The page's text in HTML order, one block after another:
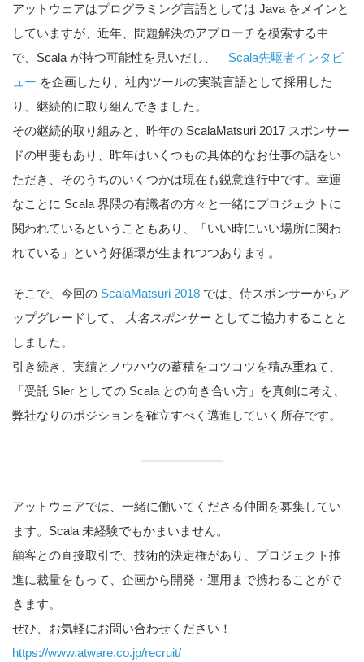
アットウェアはプログラミング言語としては Java をメインと
していますが、近年、問題解決のアプローチを模索する中
で、Scala が持つ可能性を見いだし、 Scala先駆者インタビ
ュー を企画したり、社内ツールの実装言語として採用した
り、継続的に取り組んできました。
その継続的取り組みと、昨年の ScalaMatsuri 2017 スポンサー
ドの甲斐もあり、昨年はいくつもの具体的なお仕事の話をい
ただき、そのうちのいくつかは現在も鋭意進行中です。幸運
なことに Scala 界隈の有識者の方々と一緒にプロジェクトに
関われているということもあり、「いい時にいい場所に関わ
れている」という好循環が生まれつつあります。
そこで、今回の ScalaMatsuri 2018 では、侍スポンサーからア
ップグレードして、
大名スポンサー としてご協力することと
しました。
引き続き、実績とノウハウの蓄積をコツコツを積み重ねて、
「受託 SIer としての Scala との向き合い方」を真剣に考え、
弊社なりのポジションを確立すべく邁進していく所存です。
アットウェアでは、一緒に働いてくださる仲間を募集してい
ます。Scala 未経験でもかまいません。
顧客との直接取引で、技術的決定権があり、プロジェクト推
進に裁量をもって、企画から開発・運用まで携わることがで
きます。
ぜひ、お気軽にお問い合わせください！
https://www.atware.co.jp/recruit/